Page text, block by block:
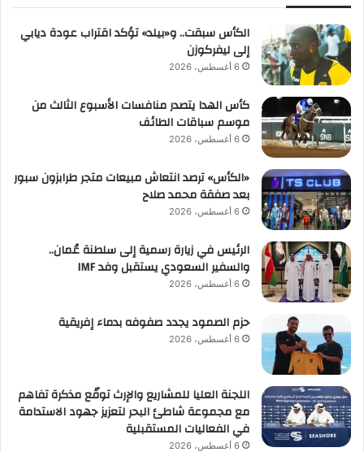
الكأس سبقت.. و«بيلد» تؤكد اقتراب عودة ديابي
إلى ليفركوزن
6 أغسطس، 2026
كأس الهدا يتصدر منافسات الأسبوع الثالث من
موسم سباقات الطائف
6 أغسطس، 2026
«الكأس» ترصد انتعاش مبيعات متجر طرابزون سبور
بعد صفقة محمد صلاح
6 أغسطس، 2026
الرئيس في زيارة رسمية إلى سلطنة عُمان..
والسفير السعودي يستقبل وفد IMF
6 أغسطس، 2026
حزم الصمود يجدد صفوفه بدماء إفريقية
6 أغسطس، 2026
اللجنة العليا للمشاريع والإرث توقّع مذكرة تفاهم
مع مجموعة شاطئ البحر لتعزيز جهود الاستدامة
في الفعاليات المستقبلية
6 أغسطس، 2026